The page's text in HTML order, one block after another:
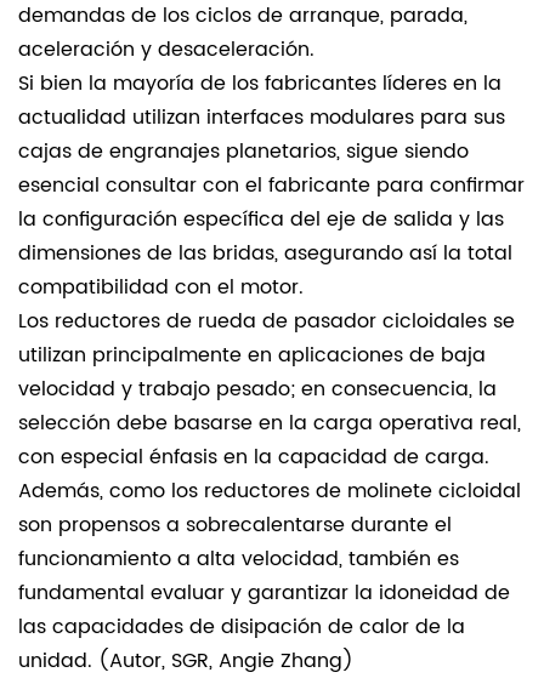
demandas de los ciclos de arranque, parada,
aceleración y desaceleración.
Si bien la mayoría de los fabricantes líderes en la
actualidad utilizan interfaces modulares para sus
cajas de engranajes planetarios, sigue siendo
esencial consultar con el fabricante para confirmar
la configuración específica del eje de salida y las
dimensiones de las bridas, asegurando así la total
compatibilidad con el motor.
Los reductores de rueda de pasador cicloidales se
utilizan principalmente en aplicaciones de baja
velocidad y trabajo pesado; en consecuencia, la
selección debe basarse en la carga operativa real,
con especial énfasis en la capacidad de carga.
Además, como los reductores de molinete cicloidal
son propensos a sobrecalentarse durante el
funcionamiento a alta velocidad, también es
fundamental evaluar y garantizar la idoneidad de
las capacidades de disipación de calor de la
unidad. (Autor, SGR, Angie Zhang)